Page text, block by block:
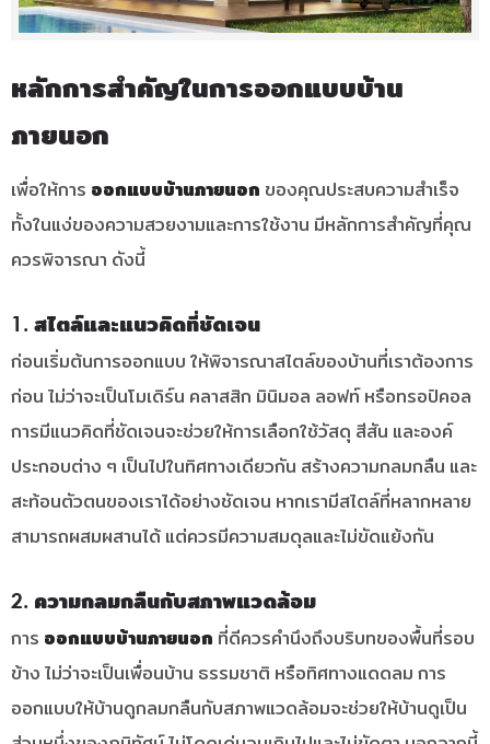
หลักการสำคัญในการออกแบบบ้าน
ภายนอก
เพื่อให้การ ออกแบบบ้านภายนอก ของคุณประสบความสำเร็จ
ทั้งในแง่ของความสวยงามและการใช้งาน มีหลักการสำคัญที่คุณ
ควรพิจารณา ดังนี้
1. สไตล์และแนวคิดที่ชัดเจน
ก่อนเริ่มต้นการออกแบบ ให้พิจารณาสไตล์ของบ้านที่เราต้องการ
ก่อน ไม่ว่าจะเป็นโมเดิร์น คลาสสิก มินิมอล ลอฟท์ หรือทรอปิคอล
การมีแนวคิดที่ชัดเจนจะช่วยให้การเลือกใช้วัสดุ สีสัน และองค์
ประกอบต่าง ๆ เป็นไปในทิศทางเดียวกัน สร้างความกลมกลืน และ
สะท้อนตัวตนของเราได้อย่างชัดเจน หากเรามีสไตล์ที่หลากหลาย
สามารถผสมผสานได้ แต่ควรมีความสมดุลและไม่ขัดแย้งกัน
2. ความกลมกลืนกับสภาพแวดล้อม
การ ออกแบบบ้านภายนอก ที่ดีควรคำนึงถึงบริบทของพื้นที่รอบ
ข้าง ไม่ว่าจะเป็นเพื่อนบ้าน ธรรมชาติ หรือทิศทางแดดลม การ
ออกแบบให้บ้านดูกลมกลืนกับสภาพแวดล้อมจะช่วยให้บ้านดูเป็น